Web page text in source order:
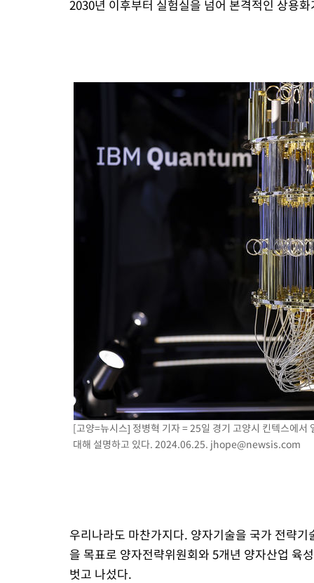
2030년 이후부터 실험실을 넘어 본격적인 상용
[고양=뉴시스] 정병혁 기자 = 25일 경기 고양시 킨텍스에
대해 설명하고 있다. 2024.06.25. jhope@newsis.com
우리나라도 마찬가지다. 양자기술을 국가 전략
을 목표로 양자전략위원회와 5개년 양자산업 육
벗고 나섰다.